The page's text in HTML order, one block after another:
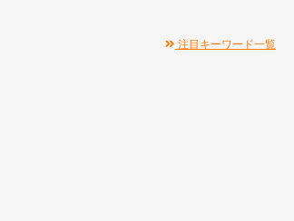
注目キーワード一覧